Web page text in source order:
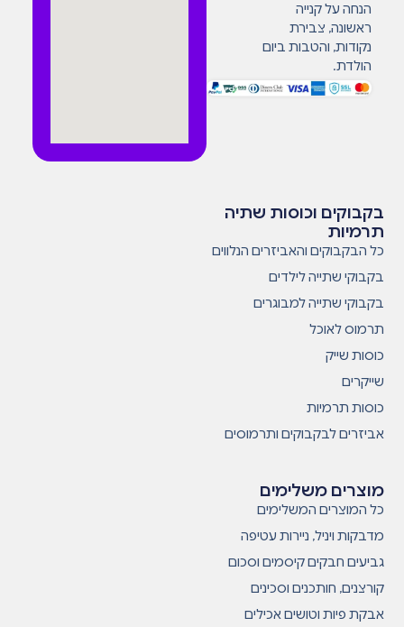
הנחה על קנייה
ראשונה, צבירת
נקודות, והטבות ביום
הולדת.
מוצרים משלימים
כל המוצרים המשלימים
מדבקות ויניל, ניירות עטיפה
גביעים חבקים קיסמים וסכום
קורצנים, חותכנים וסכינים
אבקת פיות וטושים אכילים
בקבוקים וכוסות שתיה
תרמיות
כל הבקבוקים והאביזרים הנלווים
בקבוקי שתייה לילדים
בקבוקי שתייה למבוגרים
תרמוס לאוכל
כוסות שייק
שייקרים
כוסות תרמיות
אביזרים לבקבוקים ותרמוסים